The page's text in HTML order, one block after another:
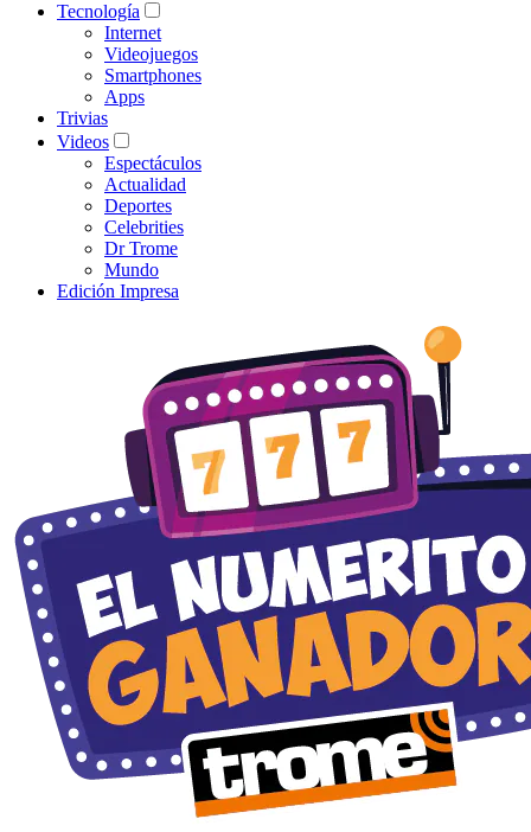
Tecnología
Internet
Videojuegos
Smartphones
Apps
Trivias
Videos
Espectáculos
Actualidad
Deportes
Celebrities
Dr Trome
Mundo
Edición Impresa